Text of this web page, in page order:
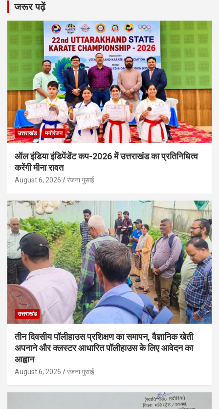
जरूर पढ़ें
उत्तराखंड मनोरंजन
ऑल इंडिया इंडिपेंडेंट कप-2026 में उत्तराखंड का प्रतिनिधित्व
करेंगी मीना रावत
August 6, 2026 रंजना गुसाई
उत्तराखंड
तीन दिवसीय पॉलीहाउस प्रशिक्षण का समापन, वैज्ञानिक खेती
अपनाने और क्लस्टर आधारित पॉलीहाउस के लिए आवेदन का
आह्वान
August 6, 2026 रंजना गुसाई